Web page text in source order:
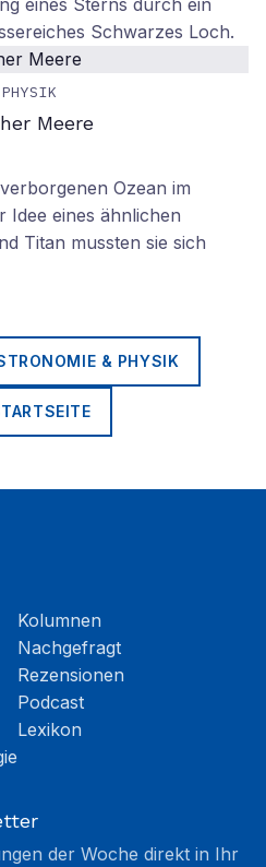
eines Sterns durch ein
Schwarzes Loch.
Meere
Ozean im
Idee eines ähnlichen
Titan mussten sie sich
& PHYSIK
Kolumnen
Nachgefragt
Rezensionen
Podcast
Lexikon
der Woche direkt in Ihr